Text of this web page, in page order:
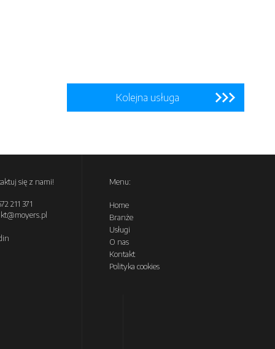
Kolejna usługa
się z nami!
211 371
Menu:
Home
Branże
Usługi
O nas
Kontakt
Polityka cookies